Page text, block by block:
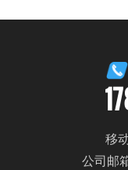
移
公司邮